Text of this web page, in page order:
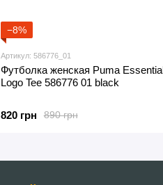
−8%
Артикул: 586776_01
Футболка женская Puma
Logo Tee 586776 01 black
890 грн
820 грн